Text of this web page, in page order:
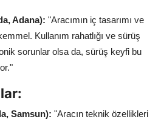
Adana): "Aracımın iç tasarımı ve
Kullanım rahatlığı ve sürüş
sorunlar olsa da, sürüş keyfi bu
Samsun): "Aracın teknik özellikleri